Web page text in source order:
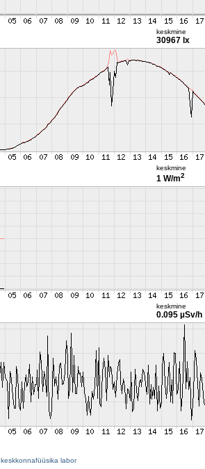
keskmine
30967 lx
keskmine
1 W/m2
keskmine
0.095 µSv/h
keskkonnafüüsika labor